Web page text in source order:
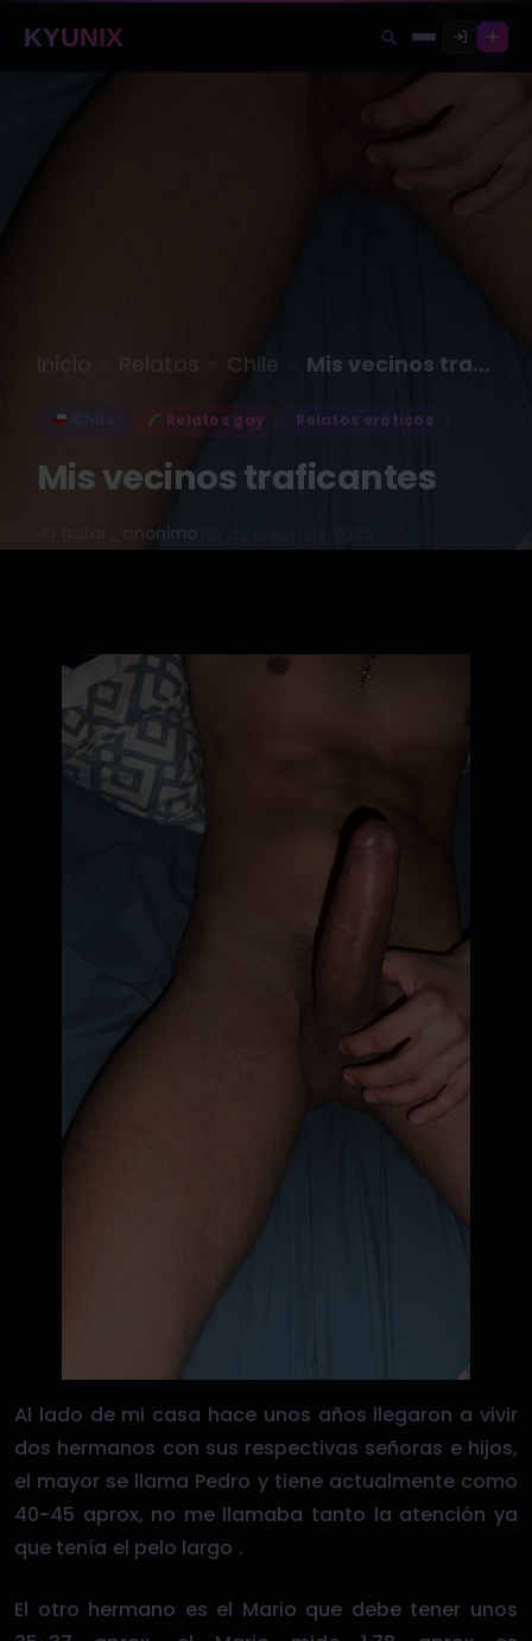
KYUNIX
Relatos Chile Mis vecinos traficantes
Chile Relatos gay Relatos eróticos
Mis vecinos traficantes
✍️ autor_anonimo
Al lado de mi casa hace unos años llegaron a vivir
dos hermanos con sus respectivas señoras e hijos,
el mayor se llama Pedro y tiene actualmente como
40-45 aprox, no me llamaba tanto la atención ya
que tenía el pelo largo .
El otro hermano es el Mario que debe tener unos